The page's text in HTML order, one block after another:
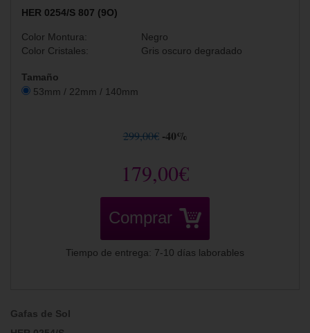
HER 0254/S 807 (9O)
Color Montura:
Negro
Color Cristales:
Gris oscuro degradado
Tamaño
53mm / 22mm / 140mm
299,00€ -40%
179,00€
Comprar
Tiempo de entrega: 7-10 días laborables
Gafas de Sol